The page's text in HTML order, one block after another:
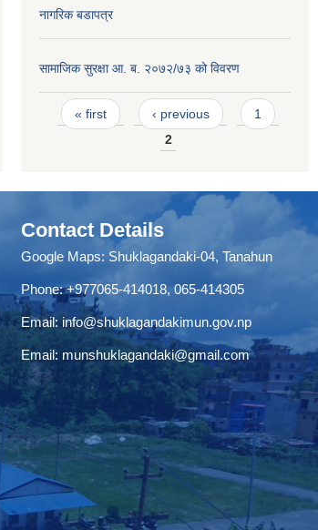
नागरिक बडापत्र
सामाजिक सुरक्षा आ. ब. २०७२/७३ को विवरण
Pages
« first ‹ previous
1
2
Contact Details
Google Maps: Shuklagandaki-04, Tanahun
Phone:+977065-414018, 065-414305
Email:info@shuklagandakimun.gov.np
Email: munshuklagandaki@gmail.com